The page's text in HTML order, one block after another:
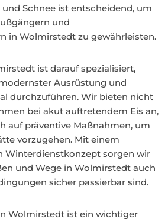
Schnee ist entscheidend, um
und
in Wolmirstedt zu gewährleisten.
ist darauf spezialisiert,
Ausrüstung und
durchzuführen. Wir bieten nicht
bei akut auftretendem Eis an,
auf präventive Maßnahmen, um
vorzugehen. Mit einem
Winterdienstkonzept sorgen wir
und Wege in Wolmirstedt auch
sicher passierbar sind.
Wolmirstedt ist ein wichtiger